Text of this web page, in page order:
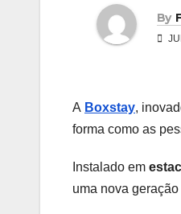
By
A Boxstay,
forma como as
Instalado em
uma nova